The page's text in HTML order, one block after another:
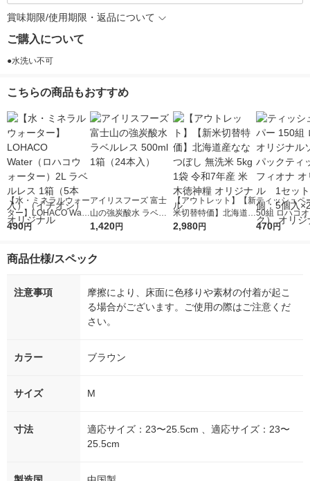
賞味期限/使用期限・返品について
ご購入について
●水洗い不可
こちらの商品もおすすめ
【水・ミネラルウォー
ター】LOHACO Wate
r（ロハコウォータ
シ） オリジナル
490円
アイリスフーズ 富士
山の強炭酸水 ラベル
レス 500ml 1箱（24
1,420円
【アウトレット】【新
米切替特価】北海道産
ななつぼし 無洗米 5k
2,980円
ティッシュペ
50組 ロハコ
ルソフトパッ
470円
商品仕様/スペック
注意事項
摩擦により、床面に色移りや素材の付着が起こ
る場合がございます。ご使用の際はご注意くだ
さい。
カラー ブラウン
サイズ M
寸法
適応サイズ：23〜25.5cm 、適応サイズ：23〜
25.5cm